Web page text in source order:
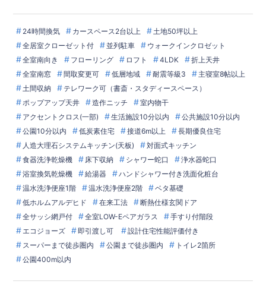
24時間換気 カースペース2台以上
土地50坪以上
全居室クローゼット付
並列駐車
ウォークインクロゼット
全室南向き
フローリング ロフト 4LDK
折上天井
全室南窓
間取変更可 低層地域 耐震等級3
主寝室8帖以上
土間収納
テレワーク可（書斎・スタディースペース）
ポップアップ天井
造作ニッチ
室内物干
アクセントクロス(一部)
生活施設10分以内
公共施設10分以内
公園10分以内
低炭素住宅 接道6m以上
長期優良住宅
人造大理石システムキッチン(天板)
対面式キッチン
食器洗浄乾燥機
床下収納 シャワー蛇口
浄水器蛇口
浴室換気乾燥機
給湯器
ハンドシャワー付き洗面化粧台
温水洗浄便座1階
温水洗浄便座2階
ベタ基礎
低ホルムアルデヒド
在来工法
断熱仕様玄関ドア
全サッシ網戸付
全室LOW-Eペアガラス
手すり付階段
エコジョーズ
即引渡し可
設計住宅性能評価付き
スーパーまで徒歩圏内
公園まで徒歩圏内
トイレ2箇所
公園400m以内